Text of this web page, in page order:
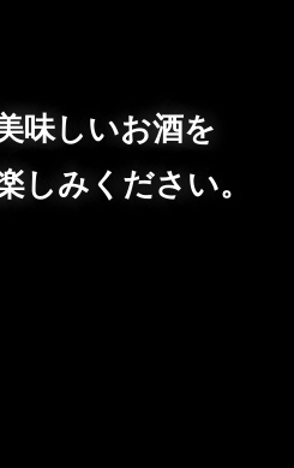
味しいお酒を
しみください。